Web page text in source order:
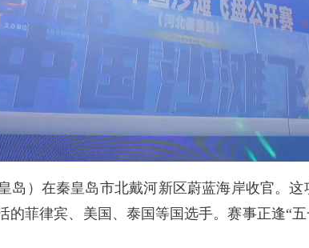
）在秦皇岛市北戴河新区蔚蓝海岸收官。这
菲律宾、美国、泰国等国选手。赛事正逢“